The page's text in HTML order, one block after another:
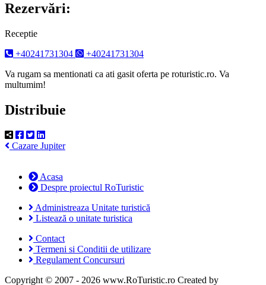
Rezervări:
Receptie
+40241731304
+40241731304
Va rugam sa mentionati ca ati gasit oferta pe roturistic.ro. Va
multumim!
Distribuie
Cazare Jupiter
Acasa
Despre proiectul RoTuristic
Administreaza Unitate turistică
Listează o unitate turistica
Contact
Termeni si Conditii de utilizare
Regulament Concursuri
Copyright © 2007 - 2026 www.RoTuristic.ro Created by